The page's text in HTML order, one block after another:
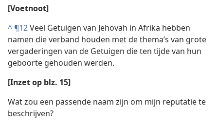
[Voetnoot]
^ ¶12Veel Getuigen van Jehovah in Afrika hebben
namen die verband houden met de thema’s van grote
vergaderingen van de Getuigen die ten tijde van hun
geboorte gehouden werden.
[Inzet op blz. 15]
Wat zou een passende naam zijn om mijn reputatie te
beschrijven?